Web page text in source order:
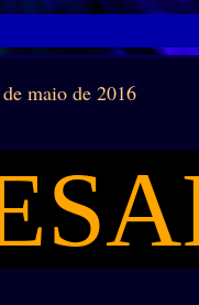
maio de 2016